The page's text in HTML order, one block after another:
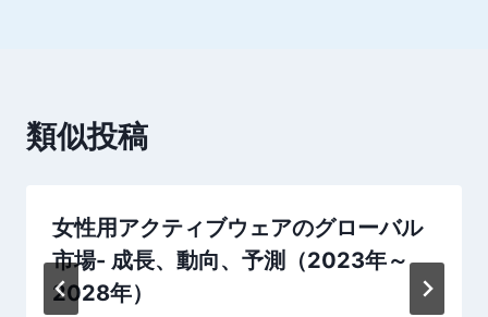
シ
ョ
類似投稿
女性用アクティブウェアのグローバル
市場- 成長、動向、予測（2023年～
2028年）